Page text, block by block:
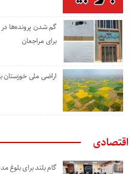
گم شدن پرونده‌ها در
برای مراجعان
اراضی ملی خوزستان
اقتصادی
گام بلند برای بلوغ